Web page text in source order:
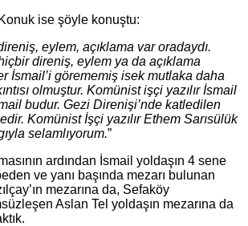
ise şöyle konuştu:
eylem, açıklama var oradaydı.
direniş, eylem ya da açıklama
İsmail’i görememiş isek mutlaka daha
olmuştur. Komünist işçi yazılır İsmail
budur. Gezi Direnişi’nde katledilen
Komünist İşçi yazılır Ethem Sarısülük
selamlıyorum.”
ardından İsmail yoldaşın 4 sene
ve yanı başında mezarı bulunan
mezarına da, Sefaköy
Aslan Tel yoldaşın mezarına da